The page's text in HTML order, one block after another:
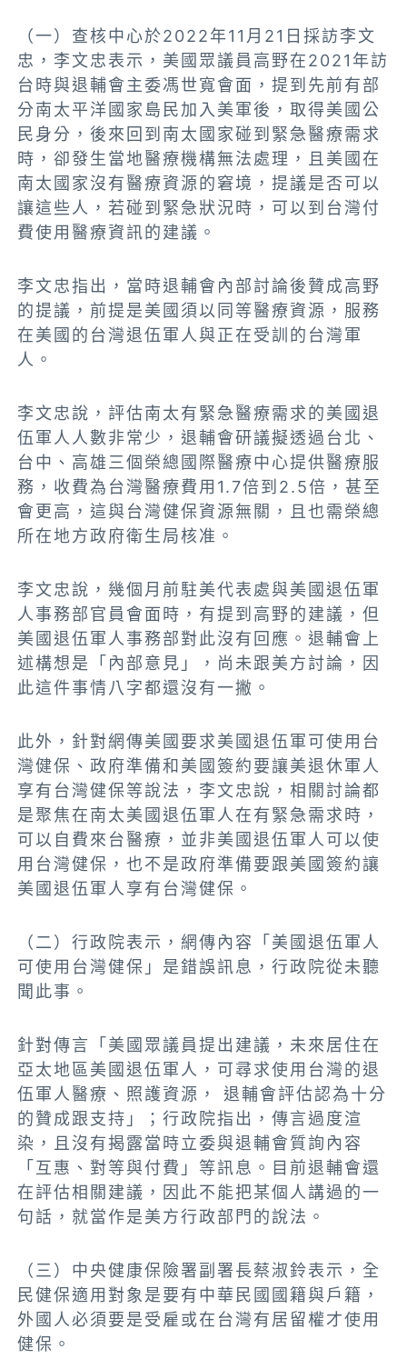
（一）查核中心於2022年11月21日採訪李文
忠，李文忠表示，美國眾議員高野在2021年訪
台時與退輔會主委馮世寬會面，提到先前有部
分南太平洋國家島民加入美軍後，取得美國公
民身分，後來回到南太國家碰到緊急醫療需求
時，卻發生當地醫療機構無法處理，且美國在
南太國家沒有醫療資源的窘境，提議是否可以
讓這些人，若碰到緊急狀況時，可以到台灣付
費使用醫療資訊的建議。
李文忠指出，當時退輔會內部討論後贊成高野
的提議，前提是美國須以同等醫療資源，服務
在美國的台灣退伍軍人與正在受訓的台灣軍
人。
李文忠說，評估南太有緊急醫療需求的美國退
伍軍人人數非常少，退輔會研議擬透過台北、
台中、高雄三個榮總 國際醫療中心提供醫療服
務，收費為台灣醫療費用1.7倍到2.5倍，甚至
會更高，這與台灣健保資源無關，且也需榮總
所在地方政府衛生局核准。
李文忠說，幾個月前駐美代表處與美國退伍軍
人事務部官員會面時，有提到高野的建議，但
美國退伍軍人事務部對此沒有回應。退輔會上
述構想是「內部意見」，尚未跟美方討論，因
此這件事情八字都還沒有一撇。
此外，針對網傳美國要求美國退伍軍可使用台
灣健保、政府準備和美國簽約要讓美退休軍人
享有台灣健保等說法， 李文忠說，相關討論都
是聚焦在南太美國退伍軍人在有緊急需求時，
可以自費來台醫療，並非美國退伍軍人可以使
用台灣健保，也不是政府準備要跟美國簽約讓
美國退伍軍人享有台灣健保。
（二）行政院表示，網傳內容「美國退伍軍人
可使用台灣健保」是錯誤訊息，行政院從未聽
聞此事。
針對傳言「美國眾議員提出建議，未來居住在
亞太地區美國退伍軍人，可尋求使用台灣的退
伍軍人醫療、照護資源， 退輔會評估認為十分
的贊成跟支持」；行政院指出，傳言過度渲
染，且沒有揭露當時立委與退輔會質詢內容
「互惠、對等與付費」等訊息。目前退輔會還
在評估相關建議，因此不能把某個人講過的一
句話，就當作是美方行政部門的說法。
（三）中央健康保險署副署長蔡淑鈴表示，全
民健保適用對象是要有中華民國國籍與戶籍，
外國人必須要是受雇或在台灣有居留權才使用
健保。